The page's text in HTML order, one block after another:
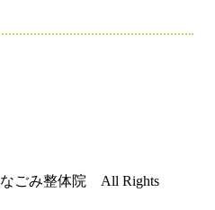
なごみ整体院 All Rights